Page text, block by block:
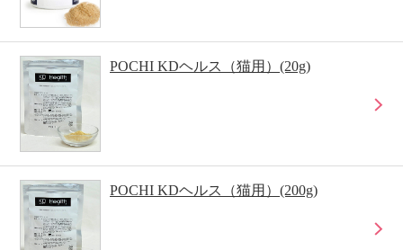
POCHI KDヘルス（猫用）(20g)
POCHI KDヘルス（猫用）(200g)